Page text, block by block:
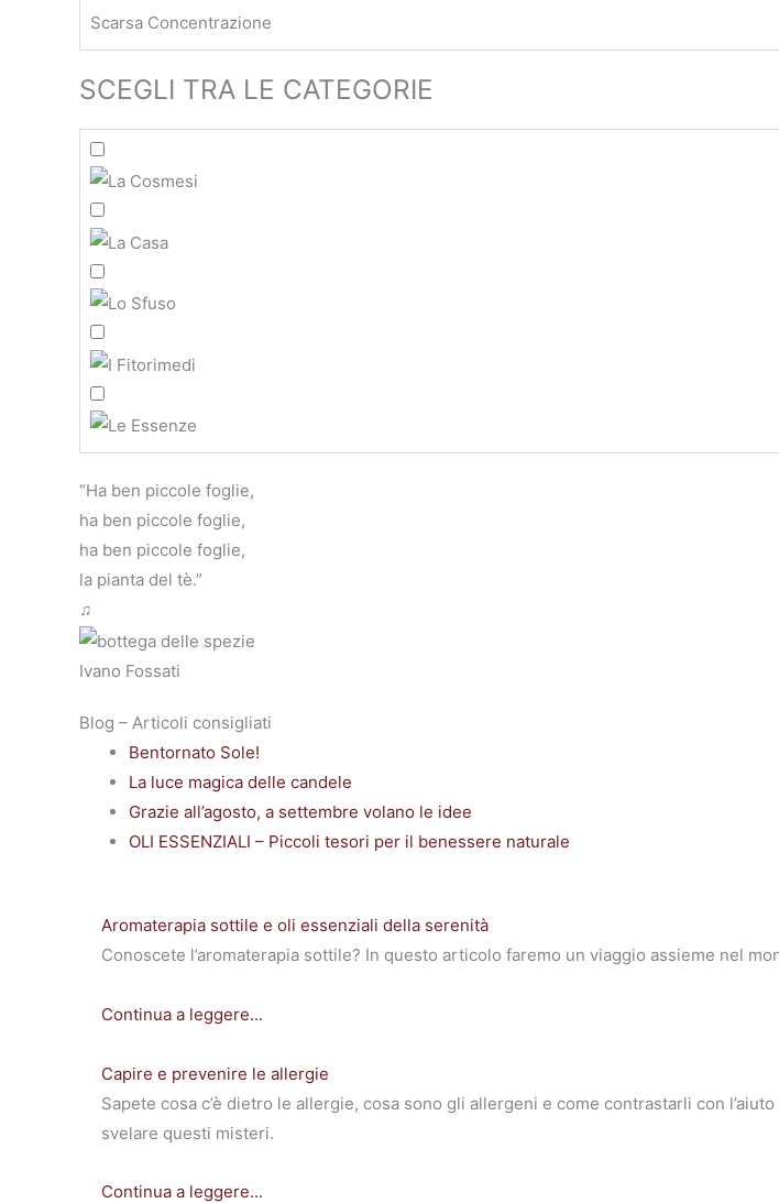
Scarsa Concentrazione
SCEGLI TRA LE CATEGORIE
“Ha ben piccole foglie,
ha ben piccole foglie,
ha ben piccole foglie,
la pianta del tè.”
♫
Ivano Fossati
Blog – Articoli consigliati
Bentornato Sole!
La luce magica delle candele
Grazie all’agosto, a settembre volano le idee
OLI ESSENZIALI – Piccoli tesori per il benessere naturale
Aromaterapia sottile e oli essenziali della serenità
Conoscete l’aromaterapia sottile? In questo articolo faremo un viaggio assieme nel
Continua a leggere...
Capire e prevenire le allergie
Sapete cosa c’è dietro le allergie, cosa sono gli allergeni e come contrastarli con
svelare questi misteri.
Continua a leggere...